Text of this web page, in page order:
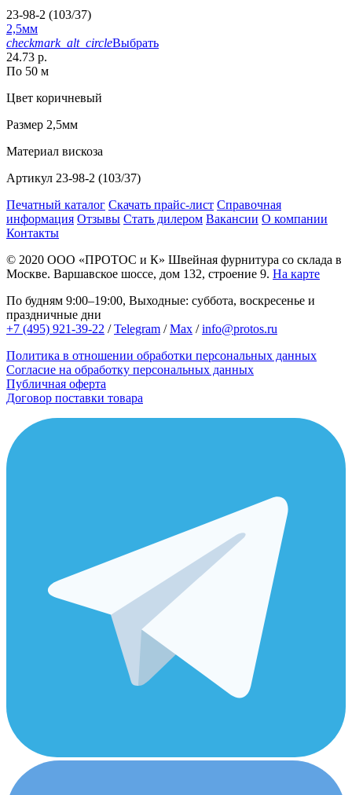
23-98-2 (103/37)
2,5мм
checkmark_alt_circleВыбрать
24.73 р.
По 50 м
Цвет коричневый
Размер 2,5мм
Материал вискоза
Артикул 23-98-2 (103/37)
Печатный каталог Скачать прайс-лист Справочная
информация Отзывы Стать дилером Вакансии О компании
Контакты
© 2020 ООО «ПРОТОС и К» Швейная фурнитура со склада в
Москве. Варшавское шоссе, дом 132, строение 9. На карте
По будням 9:00–19:00, Выходные: суббота, воскресенье и
праздничные дни
+7 (495) 921-39-22 /Telegram /Max /info@protos.ru
Политика в отношении обработки персональных данных
Согласие на обработку персональных данных
Публичная оферта
Договор поставки товара